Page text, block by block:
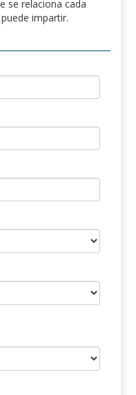
se relaciona cada
impartir.